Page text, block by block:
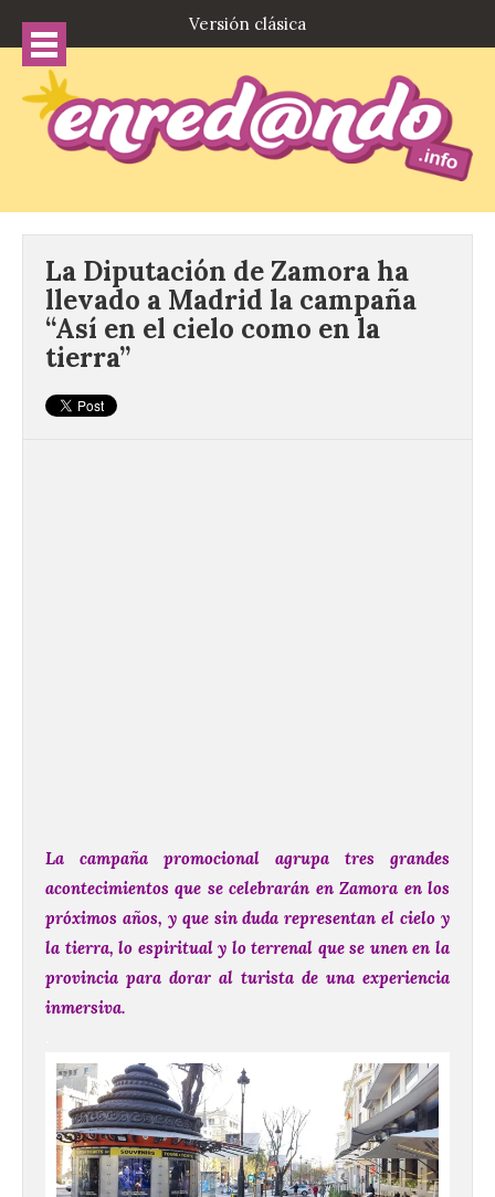
Versión clásica
La Diputación de Zamora ha
llevado a Madrid la campaña
“Así en el cielo como en la
tierra”
La campaña promocional agrupa tres grandes
acontecimientos que se celebrarán en Zamora en los
próximos años, y que sin duda representan el cielo y
la tierra, lo espiritual y lo terrenal que se unen en la
provincia para dorar al turista de una experiencia
inmersiva.